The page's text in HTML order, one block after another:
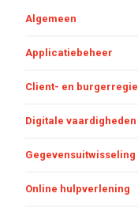
Algemeen
Applicatiebeheer
Client- en burgerregie
Digitale vaardigheden
Gegevensuitwisseling
Online hulpverlening